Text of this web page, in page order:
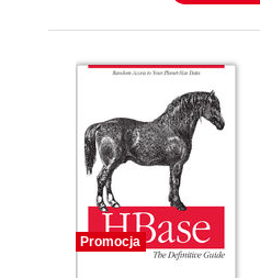
Promocja